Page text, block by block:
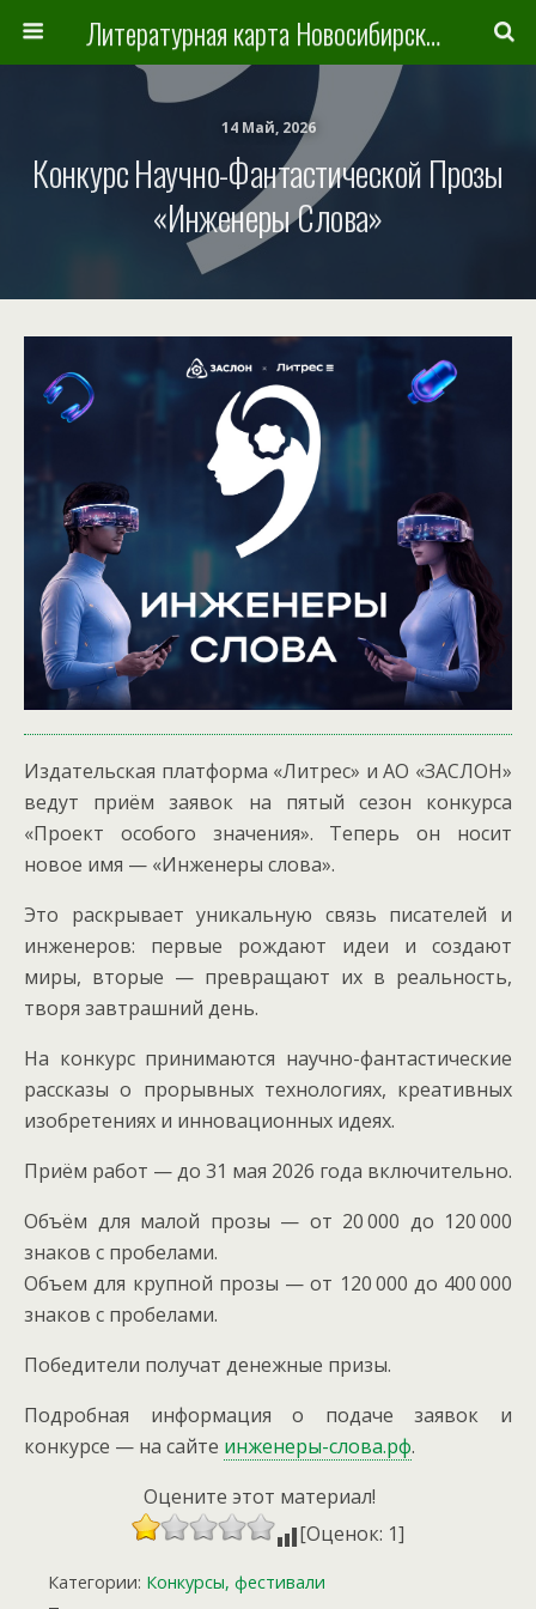
Литературная карта Новосибирска и Новосибирской области
14 Май, 2026
Конкурс Научно-Фантастической Прозы
«Инженеры Слова»
Издательская платформа «Литрес» и АО «ЗАСЛОН»
ведут приём заявок на пятый сезон конкурса
«Проект особого значения». Теперь он носит
новое имя — «Инженеры слова».
Это раскрывает уникальную связь писателей и
инженеров: первые рождают идеи и создают
миры, вторые — превращают их в реальность,
творя завтрашний день.
На конкурс принимаются научно-фантастические
рассказы о прорывных технологиях, креативных
изобретениях и инновационных идеях.
Приём работ — до 31 мая 2026 года включительно.
Объём для малой прозы — от 20 000 до 120 000
знаков с пробелами.
Объем для крупной прозы — от 120 000 до 400 000
знаков с пробелами.
Победители получат денежные призы.
Подробная информация о подаче заявок и
конкурсе — на сайте инженеры-слова.рф.
Оцените этот материал!
[Оценок: 1]
Категории: Конкурсы, фестивали